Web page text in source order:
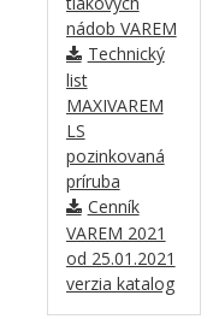
nádob VAREM
Technický
list
MAXIVAREM
LS
pozinkovaná
príruba
Cenník
VAREM 2021
od 25.01.2021
verzia katalog